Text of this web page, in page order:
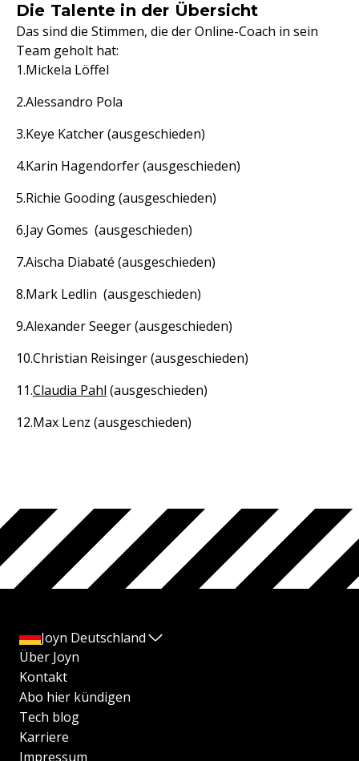
Die Talente in der Übersicht
Das sind die Stimmen, die der Online-Coach in sein
Team geholt hat:
Mickela Löffel
Alessandro Pola
Keye Katcher (ausgeschieden)
Karin Hagendorfer (ausgeschieden)
Richie Gooding (ausgeschieden)
Jay Gomes (ausgeschieden)
Aischa Diabaté (ausgeschieden)
Mark Ledlin (ausgeschieden)
Alexander Seeger (ausgeschieden)
Christian Reisinger (ausgeschieden)
Claudia Pahl (ausgeschieden)
Max Lenz (ausgeschieden)
Joyn Deutschland
Über Joyn
Kontakt
Abo hier kündigen
Tech blog
Karriere
Impressum